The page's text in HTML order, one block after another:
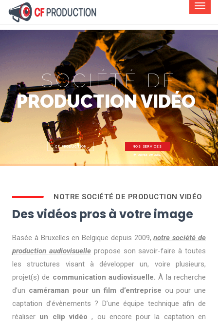
SOCIÉTÉ DE
PRODUCTION VIDÉO
jeter un oeil
CF PRODUCTION NOS SERVICES
NOTRE SOCIÉTÉ DE PRODUCTION VIDÉO
Des vidéos pros à votre image
Basée à Bruxelles en Belgique depuis 2009,notre société de
production audiovisuelle propose son savoir-faire à toutes
les structures visant à développer un, voire plusieurs,
projet(s) de communication audiovisuelle.À la recherche
d’un caméraman pour un film d’entreprise ou pour une
captation d’évènements ? D’une équipe technique afin de
réaliser un clip vidéo , ou encore pour la captation en